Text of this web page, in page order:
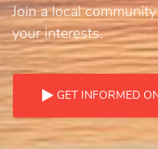
Join a local
your interests.
GET INFORMED